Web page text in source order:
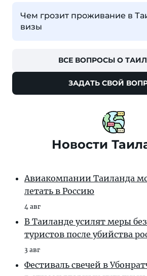
Чем грозит проживание в
визы
ВСЕ ВОПРОСЫ О
ЗАДАТЬ СВОЙ
Новости
Авиакомпании Таиланда
летать в Россию
4 авг
В Таиланде усилят меры
туристов после убийства
3 авг
Фестиваль свечей в